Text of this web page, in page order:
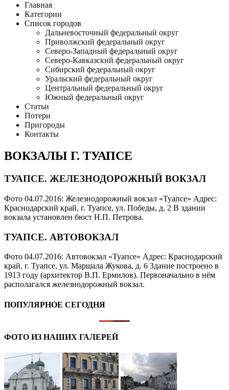
Главная
Категории
Список городов
Дальневосточный федеральный округ
Приволжский федеральный округ
Северо-Западный федеральный округ
Северо-Кавказский федеральный округ
Сибирский федеральный округ
Уральский федеральный округ
Центральный федеральный округ
Южный федеральный округ
Статьи
Потери
Пригороды
Контакты
ВОКЗАЛЫ Г. ТУАПСЕ
ТУАПСЕ. ЖЕЛЕЗНОДОРОЖНЫЙ ВОКЗАЛ
Фото 04.07.2016: Железнодорожный вокзал «Туапсе» Адрес:
Краснодарский край, г. Туапсе, ул. Победы, д. 2 В здании
вокзала установлен бюст Н.П. Петрова.
ТУАПСЕ. АВТОВОКЗАЛ
Фото 04.07.2016: Автовокзал «Туапсе» Адрес: Краснодарский
край, г. Туапсе, ул. Маршала Жукова, д. 6 Здание построено в
1913 году (архитектор В.П. Ермилов). Первоначально в нём
располагался железнодорожный вокзал.
ПОПУЛЯРНОЕ СЕГОДНЯ
ФОТО ИЗ НАШИХ ГАЛЕРЕЙ